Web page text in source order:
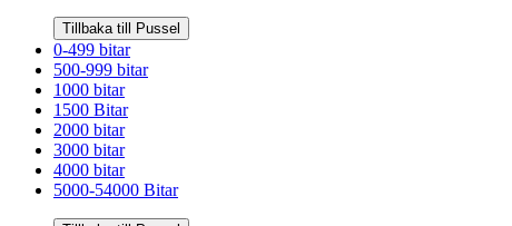
Tillbaka till Pussel
0-499 bitar
500-999 bitar
1000 bitar
1500 Bitar
2000 bitar
3000 bitar
4000 bitar
5000-54000 Bitar